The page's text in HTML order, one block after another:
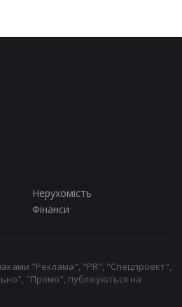
Нерухомість
Фінанси
"Реклама", "PR", "Спецпроект",
"Промо", публікуються на